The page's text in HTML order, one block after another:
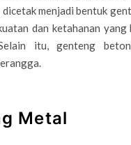
menjadi bentuk
dan ketahanan yang
itu, genteng
Metal